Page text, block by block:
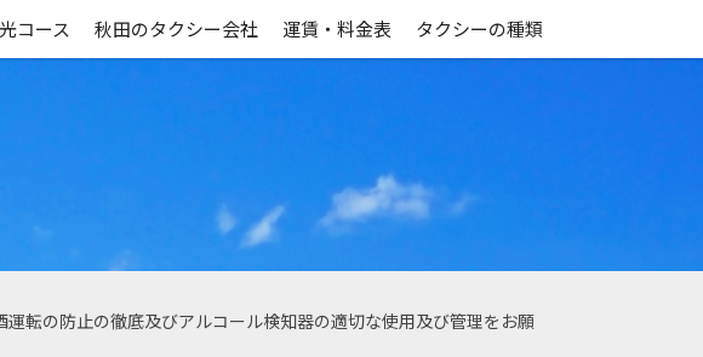
コース 秋田のタクシー会社 運賃・料金表 タクシーの種類
転の防止の徹底及びアルコール検知器の適切な使用及び管理をお願